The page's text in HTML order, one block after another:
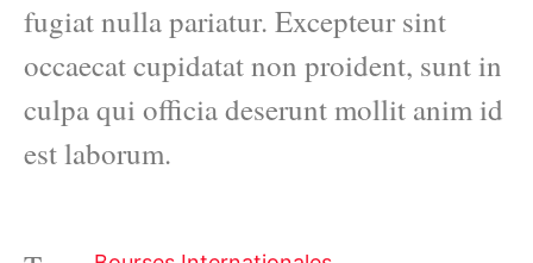
fugiat nulla pariatur. Excepteur sint
occaecat cupidatat non proident, sunt in
culpa qui officia deserunt mollit anim id
est laborum.